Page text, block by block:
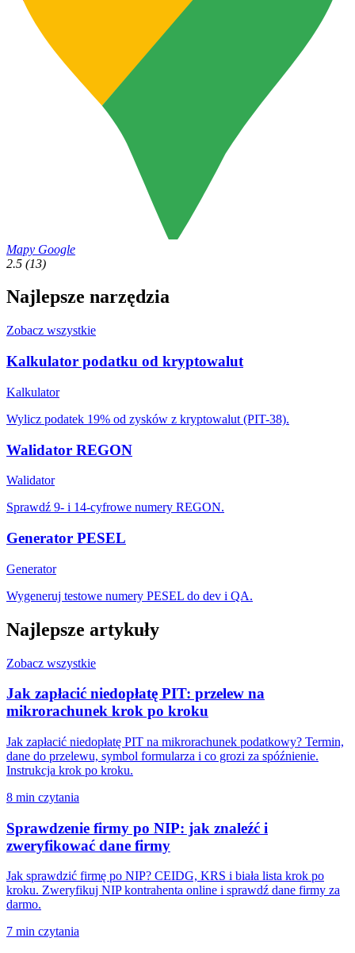
Mapy Google
2.5 (13)
Najlepsze narzędzia
Zobacz wszystkie
Kalkulator podatku od kryptowalut
Kalkulator
Wylicz podatek 19% od zysków z kryptowalut (PIT-38).
Walidator REGON
Walidator
Sprawdź 9- i 14-cyfrowe numery REGON.
Generator PESEL
Generator
Wygeneruj testowe numery PESEL do dev i QA.
Najlepsze artykuły
Zobacz wszystkie
Jak zapłacić niedopłatę PIT: przelew na
mikrorachunek krok po kroku
Jak zapłacić niedopłatę PIT na mikrorachunek podatkowy? Termin,
dane do przelewu, symbol formularza i co grozi za spóźnienie.
Instrukcja krok po kroku.
8 min czytania
Sprawdzenie firmy po NIP: jak znaleźć i
zweryfikować dane firmy
Jak sprawdzić firmę po NIP? CEIDG, KRS i biała lista krok po
kroku. Zweryfikuj NIP kontrahenta online i sprawdź dane firmy za
darmo.
7 min czytania